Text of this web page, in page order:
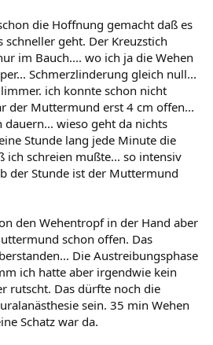
die Hoffnung gemacht daß es
geht. Der Kreuzstich
im Bauch.... wo ich ja die Wehen
Schmerzlinderung gleich null...
ich konnte schon nicht
der Muttermund erst 4 cm offen...
dauern... wieso geht da nichts
Stunde lang jede Minute die
ich schreien mußte... so intensiv
der Stunde ist der Muttermund
den Wehentropf in der Hand aber
schon offen. Das
Die Austreibungsphase
ich hatte aber irgendwie kein
rutscht. Das dürfte noch die
sein. 35 min Wehen
Schatz war da.